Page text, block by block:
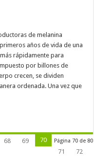
de melanina
años de vida de una
rápidamente para
por billones de
crecen, se dividen
ordenada. Una vez que
Página 70 de 80
68 69
70
71
72